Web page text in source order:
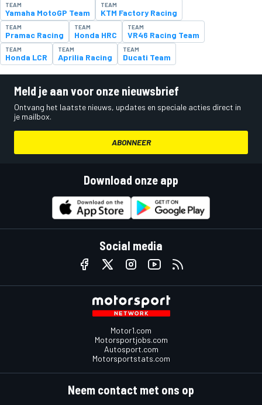
TEAM
Yamaha MotoGP Team
TEAM
KTM Factory Racing
TEAM
Pramac Racing
TEAM
Honda HRC
TEAM
VR46 Racing Team
TEAM
Honda LCR
TEAM
Aprilia Racing
TEAM
Ducati Team
Meld je aan voor onze nieuwsbrief
Ontvang het laatste nieuws, updates en speciale acties direct in
je mailbox.
ABONNEER
Download onze app
Social media
Motor1.com
Motorsportjobs.com
Autosport.com
Motorsportstats.com
Neem contact met ons op